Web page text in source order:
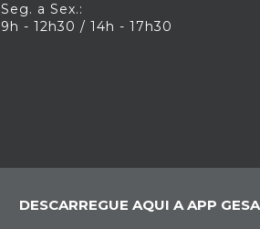
Seg. a Sex.:
9h - 12h30 / 14h - 17h30
DESCARREGUE AQUI A APP